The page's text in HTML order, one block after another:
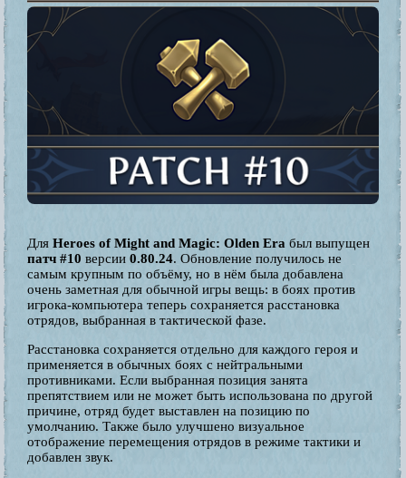
Для Heroes of Might and Magic: Olden Era был выпущен
патч #10 версии 0.80.24. Обновление получилось не
самым крупным по объёму, но в нём была добавлена
очень заметная для обычной игры вещь: в боях против
игрока-компьютера теперь сохраняется расстановка
отрядов, выбранная в тактической фазе.
Расстановка сохраняется отдельно для каждого героя и
применяется в обычных боях с нейтральными
противниками. Если выбранная позиция занята
препятствием или не может быть использована по другой
причине, отряд будет выставлен на позицию по
умолчанию. Также было улучшено визуальное
отображение перемещения отрядов в режиме тактики и
добавлен звук.